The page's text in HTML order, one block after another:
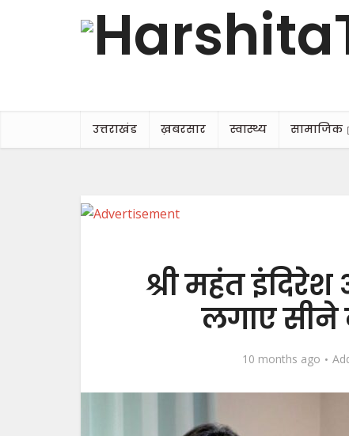
उत्तराखंड ख़बरसार स्वास्थ्य सामाजिक
श्री महंत इंदिरेश
लगाए सीने
10 months ago